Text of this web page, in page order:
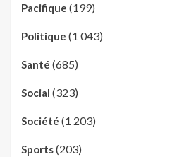
Pacifique (199)
Politique (1 043)
Santé (685)
Social (323)
Société (1 203)
Sports(203)